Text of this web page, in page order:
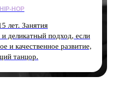
HOP
лет. Занятия
деликатный подход, если
и качественное развитие,
танцор.